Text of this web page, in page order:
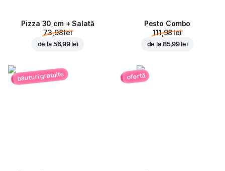
Pizza 30 cm + Salată
73,98 lei
de la 56,99 lei
Pesto Combo
111,98 lei
de la 85,99 lei
băuturi gratuite ofertă